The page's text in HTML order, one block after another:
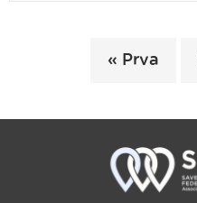
Prva
« Prva